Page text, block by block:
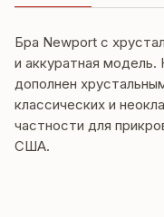
Бра Newport с
и аккуратная
дополнен
классических и
частности для
США.